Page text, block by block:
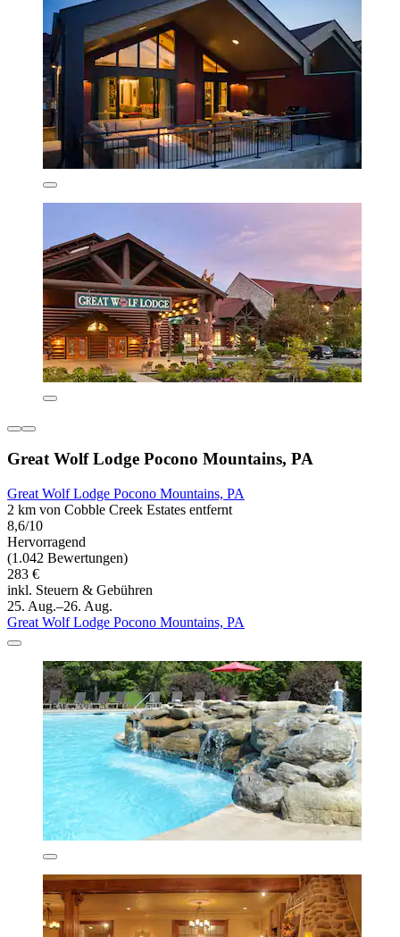
Great Wolf Lodge Pocono Mountains, PA
Great Wolf Lodge Pocono Mountains, PA
2 km von Cobble Creek Estates entfernt
8,6/10
Hervorragend
(1.042 Bewertungen)
283 €
inkl. Steuern & Gebühren
25. Aug.–26. Aug.
Great Wolf Lodge Pocono Mountains, PA